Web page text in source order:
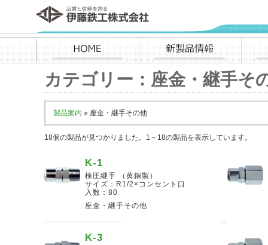
伊藤鉄工株式会社
HOME 新製品情報
カテゴリー：座金・継手そ
製品案内 » 座金・継手その他
18個の製品が見つかりました。1～18の製品を表示しています。
K-1
検圧継手 （黄銅製）
サイズ：R1/2×コンセント口
入数：80
座金・継手その他
K-3